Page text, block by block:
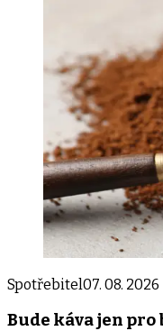
Spotřebitel07. 08. 2026
Bude káva jen pro